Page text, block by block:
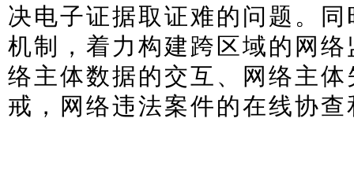
决电子证据取证难的问题。
机制，着力构建跨区域的网
络主体数据的交互、网络主
戒，网络违法案件的在线协